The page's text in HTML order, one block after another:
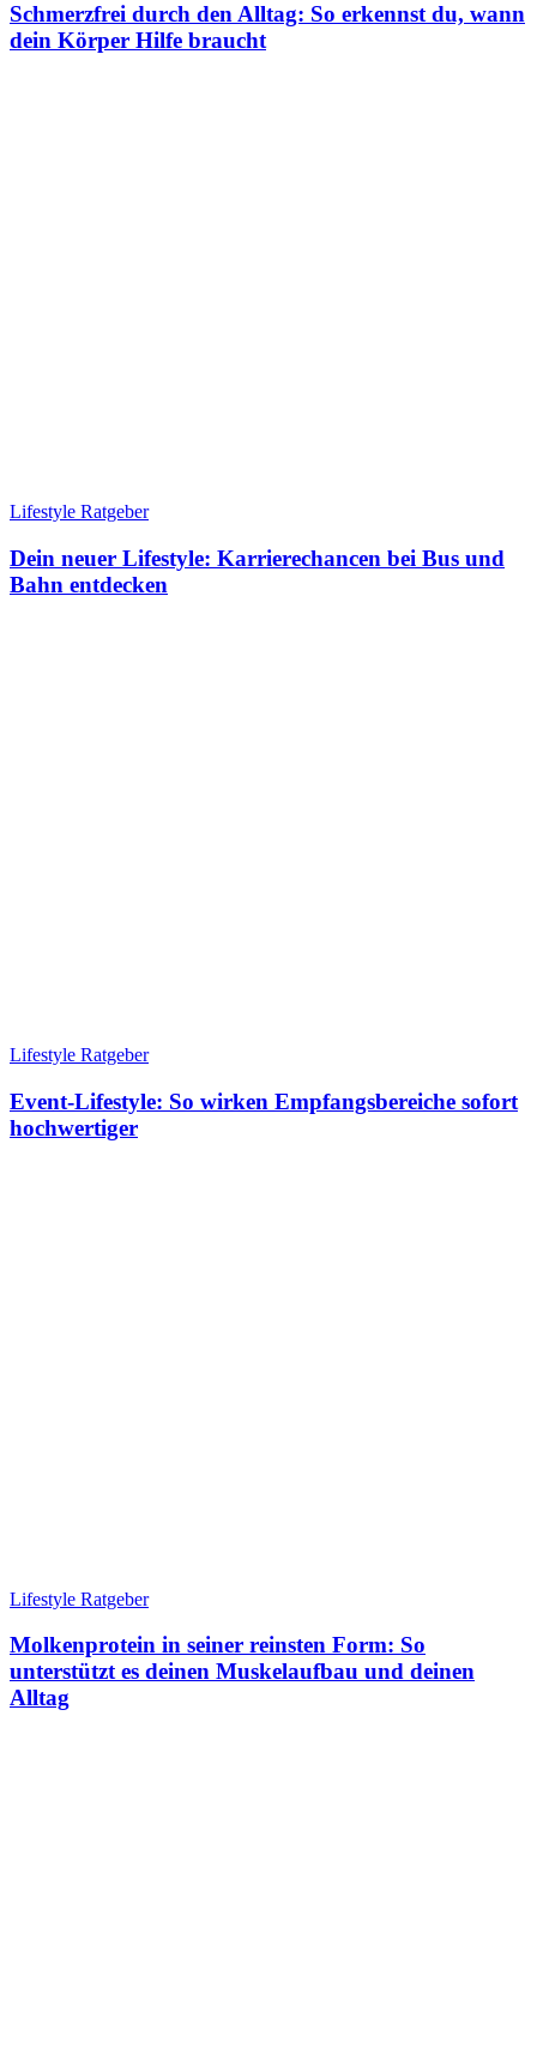
Schmerzfrei durch den Alltag: So erkennst du, wann
dein Körper Hilfe braucht
Lifestyle Ratgeber
Dein neuer Lifestyle: Karrierechancen bei Bus und
Bahn entdecken
Lifestyle Ratgeber
Event-Lifestyle: So wirken Empfangsbereiche sofort
hochwertiger
Lifestyle Ratgeber
Molkenprotein in seiner reinsten Form: So
unterstützt es deinen Muskelaufbau und deinen
Alltag